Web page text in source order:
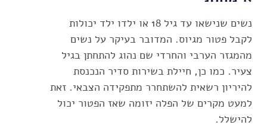
נשים שנישאו עד גיל 18 או ילדו ילד יכולות
לקבל פטור מגיוס. המדובר בעיקר על נשים
מהמגזר הערבי והחרדי שם נהוג להתחתן בגיל
צעיר. כמו כן, חיילת בשירות סדיר הנכנסת
להיריון רשאית להשתחרר מתפקידה הצבאי. זאת
למעט מקרים של הפלה יזומה שאז הפטור יכול
להישלל.